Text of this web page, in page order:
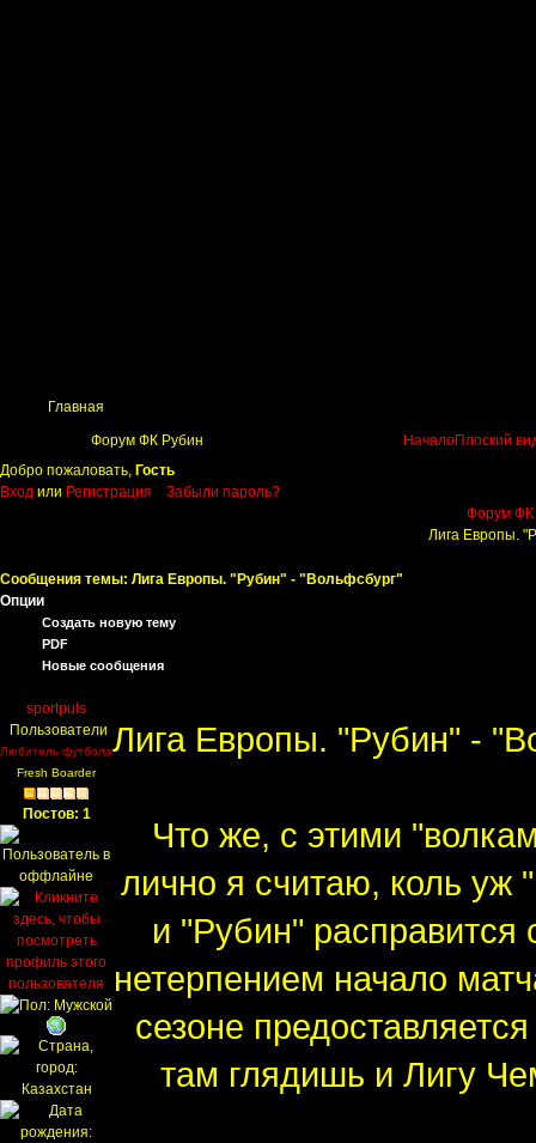
Главная
Форум ФК Рубин
НачалоПлоский
Добро пожаловать, Гость
Вход или Регистрация
Забыли пароль?
Форум ФК
Лига Европы.
Сообщения темы: Лига Европы. "Рубин" - "Вольфсбург"
Опции
Создать новую тему
PDF
Новые сообщения
sportpuls
Пользователи
Любитель футбола
Fresh Boarder
Постов: 1
Лига Европы. "Рубин" -
Что же, с этими
лично я считаю, коль уж
и "Рубин"
нетерпением начало
сезоне
там глядишь и Лигу